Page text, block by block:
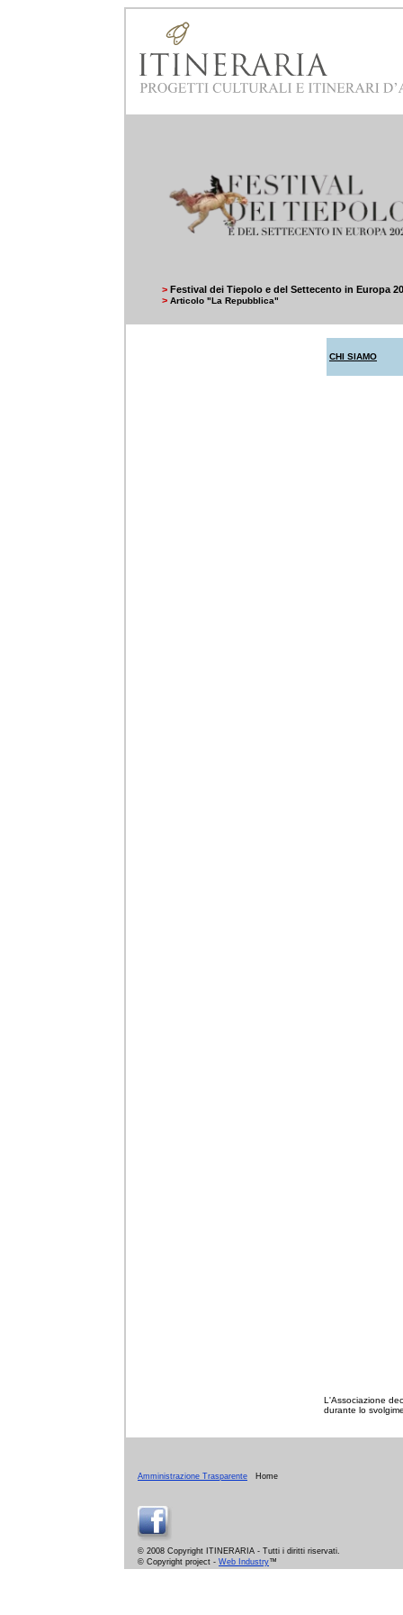
> Festival dei Tiepolo e del Settecento in Europa
> Articolo "La Repubblica"
CHI SIAMO
L'Associazione
durante lo
Amministrazione Trasparente Home
© 2008 Copyright ITINERARIA - Tutti i diritti riservati.
© Copyright project - Web Industry™